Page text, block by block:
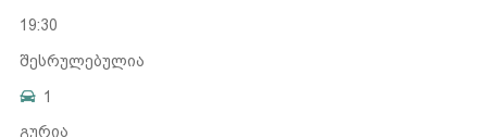
19:30
შესრულებულია
1
გურია